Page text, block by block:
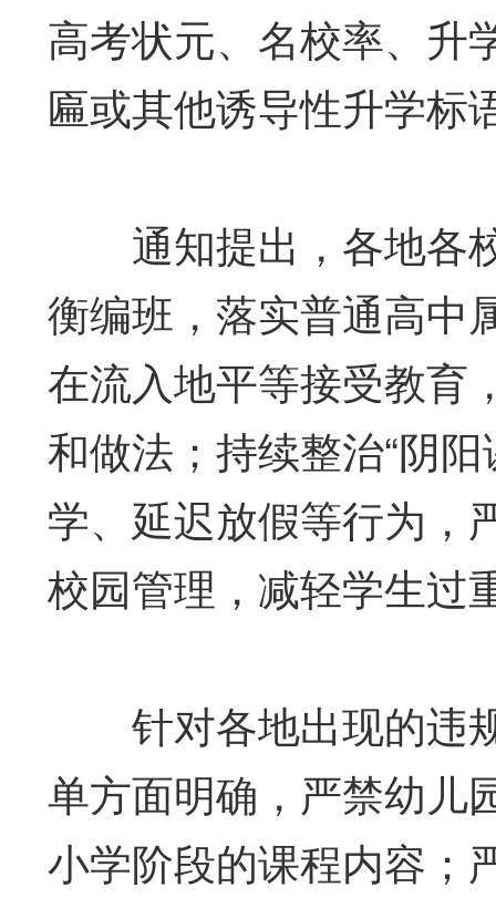
高考状元、名校率、升
匾或其他诱导性升学标
通知提出，各地各
衡编班，落实普通高中
在流入地平等接受教育
和做法；持续整治“阴
学、延迟放假等行为，
校园管理，减轻学生过
针对各地出现的违
单方面明确，严禁幼儿
小学阶段的课程内容；